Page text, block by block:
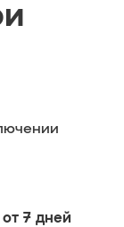
от 7 дней